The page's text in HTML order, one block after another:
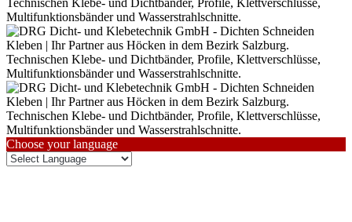
Choose your language